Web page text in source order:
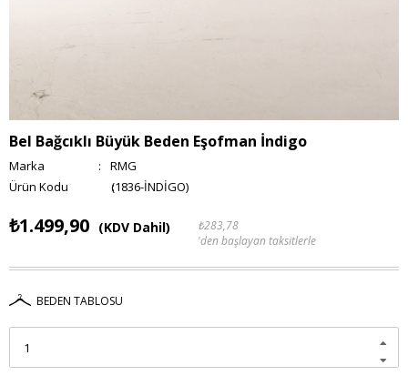
Bel Bağcıklı Büyük Beden Eşofman İndigo
Marka :
RMG
(1836-İNDİGO)
₺1.499,90 (KDV Dahil)
₺283,78
'den başlayan taksitlerle
BEDEN TABLOSU